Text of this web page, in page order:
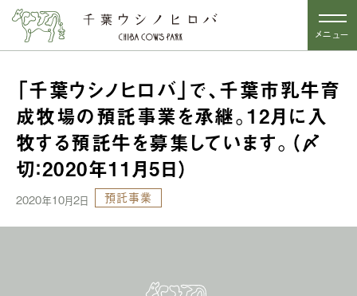
メニュー
「千葉ウシノヒロバ」で、千葉市乳牛育
成牧場の預託事業を承継。12月に入
牧する預託牛を募集しています。（〆
切：2020年11月5日）
2020年10月2日 預託事業